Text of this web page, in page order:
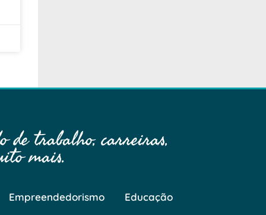
de trabalho, carreiras,
mais.
Empreendedorismo Educação